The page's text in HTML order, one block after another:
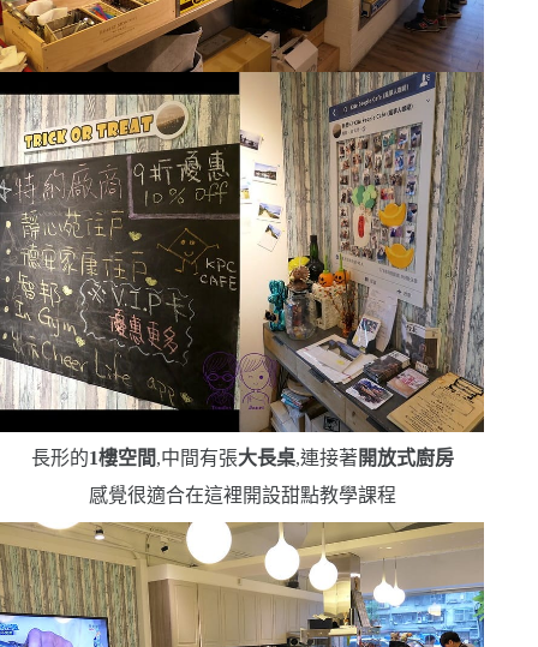
長形的1樓空間,中間有張大長桌,連接著 開放式廚房
感覺很適合在這裡開設甜點教學課程